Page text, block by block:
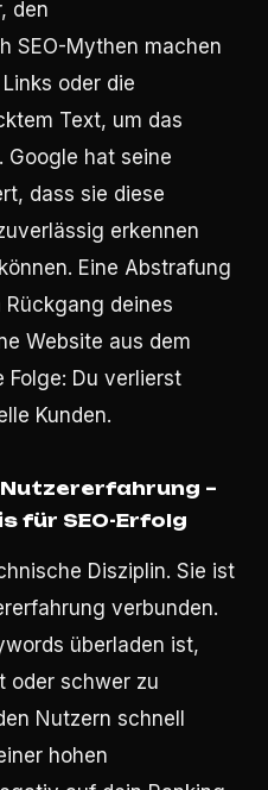
den
SEO-Mythen machen
oder die
Text, um das
Google hat seine
dass sie diese
erkennen
Eine Abstrafung
deines
Website aus dem
Folge: Du verlierst
Kunden.
–
für SEO-Erfolg
Disziplin. Sie ist
verbunden.
überladen ist,
oder schwer zu
Nutzern schnell
hohen